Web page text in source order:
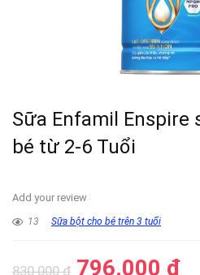
Sữa Enfamil Enspire
bé từ 2-6 Tuổi
Add your review
13 Sữa bột cho bé trên 3 tuổi
830.000₫ 796.000 ₫